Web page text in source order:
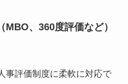
MBO、360度評価など）
事評価制度に柔軟に対応で